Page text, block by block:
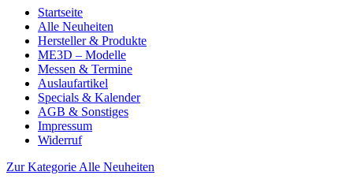
Startseite
Alle Neuheiten
Hersteller & Produkte
ME3D – Modelle
Messen & Termine
Auslaufartikel
Specials & Kalender
AGB & Sonstiges
Impressum
Widerruf
Zur Kategorie Alle Neuheiten